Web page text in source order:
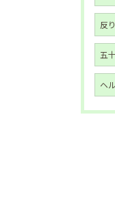
反
五
ヘ